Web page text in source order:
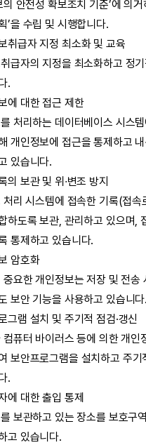
의 안전성 확보조치 기준’에 의거
’을 수립 및 시행합니다.
취급자 지정 최소화 및 교육
급자의 지정을 최소화하고 정
.
에 대한 접근 제한
처리하는 데이터베이스 시스
개인정보에 접근을 통제하고
있습니다.
의 보관 및 위∙변조 방지
처리 시스템에 접속한 기록(접속
하도록 보관, 관리하고 있으며,
통제하고 있습니다.
암호화
중요한 개인정보는 저장 및 전송
보안 기능을 사용하고 있습니다.
그램 설치 및 주기적 점검·갱신
컴퓨터 바이러스 등에 의한 개인
보안프로그램을 설치하고 주기
.
에 대한 출입 통제
보관하고 있는 장소를 보호구
고 있습니다.